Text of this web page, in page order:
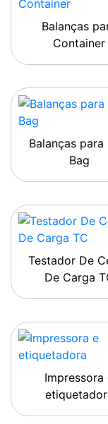
Balanças
Container
Balanças para
Bag
Testador De
De Carga
Impressora